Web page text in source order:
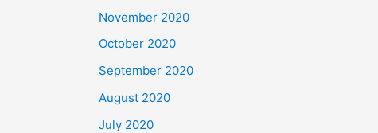
November 2020
October 2020
September 2020
August 2020
July 2020